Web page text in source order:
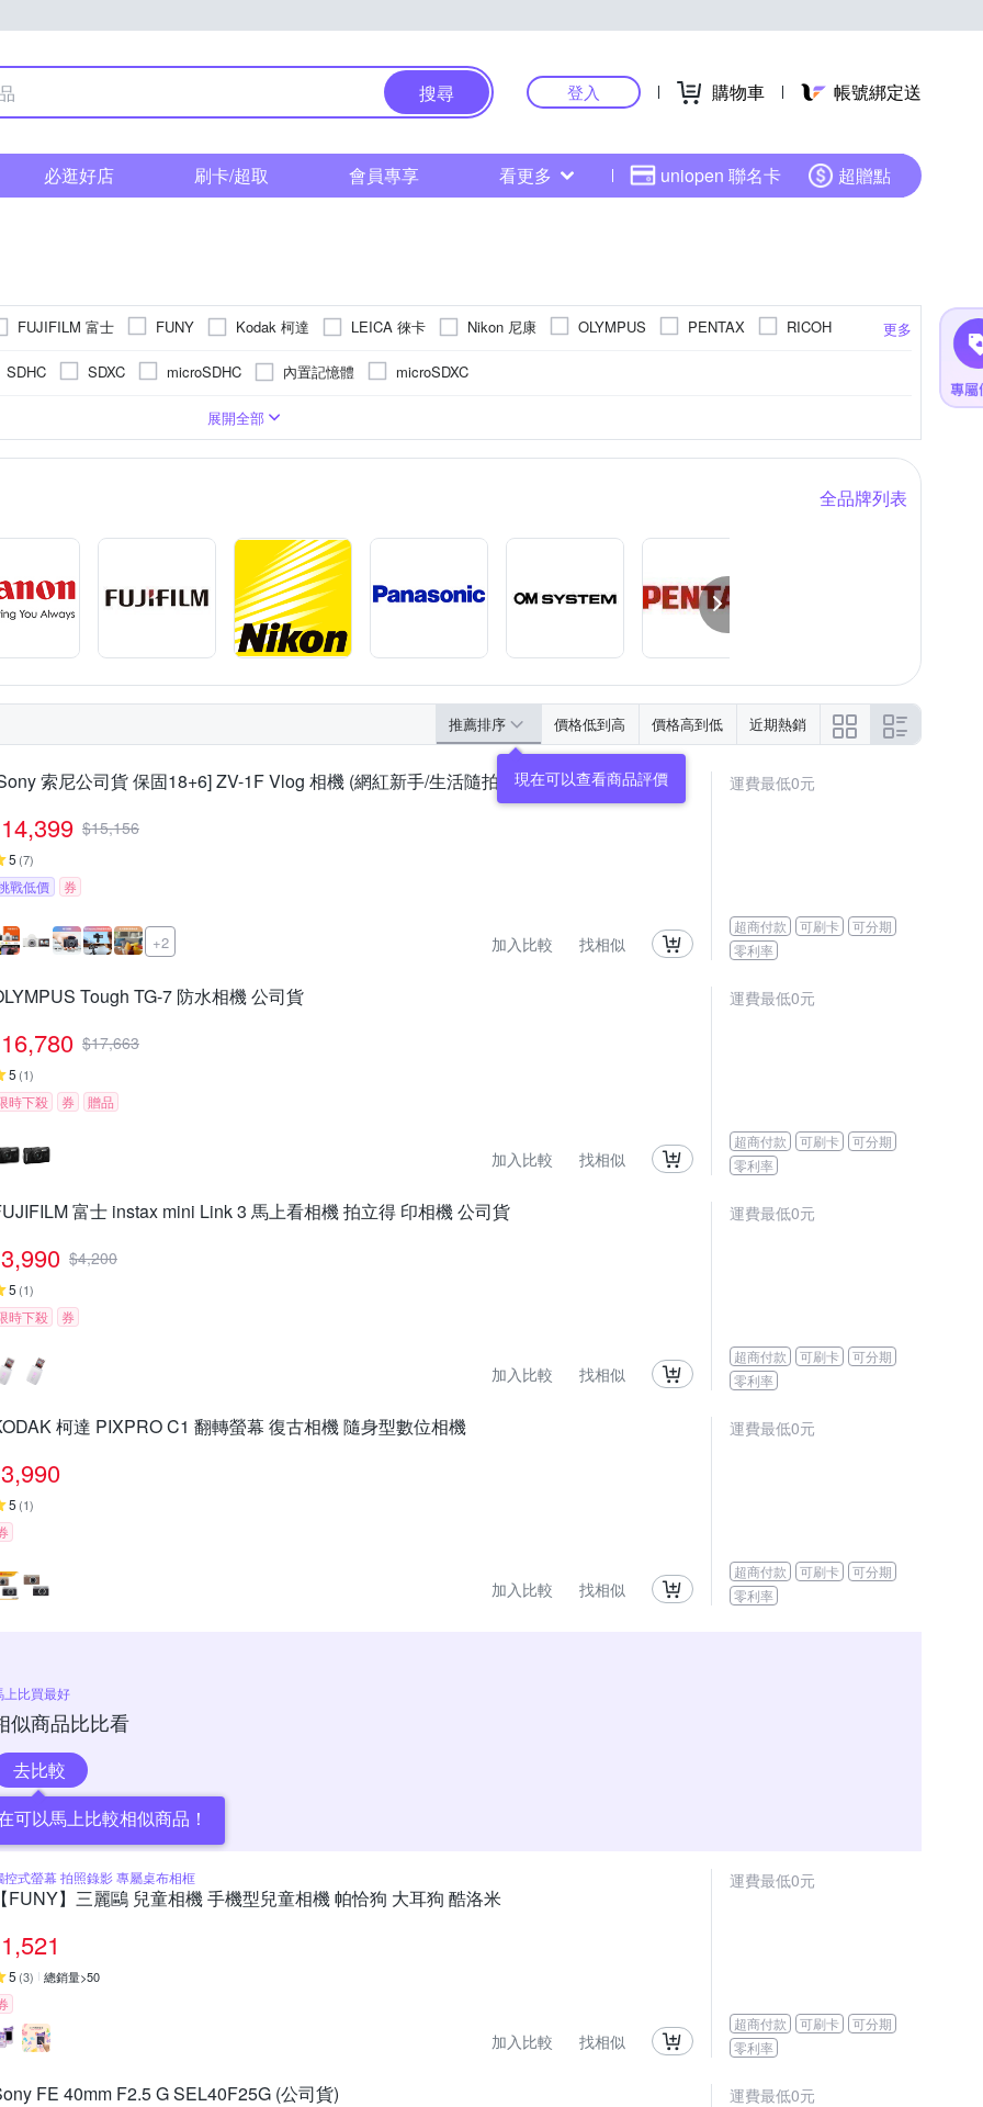
搜尋 登入 購物車 帳號綁定送
必逛好店 刷卡/超取 會員專享 看更多 uniopen 聯名卡 超贈點
更多
FUJIFILM 富士 FUNY Kodak 柯達 LEICA 徠卡 Nikon 尼康 OLYMPUS PENTAX
RICOH
尼
YOMIX 優迷 其他品牌
SDHC SDXC microSDHC 內置記憶體
microSDXC
無
1200萬~1600萬像素
可觸控式螢幕
即可拍 單眼
CMOS
8~20倍變焦鏡頭
展開全部
全品牌列表
推薦排序 價格低到高 價格高到低 近期熱銷
索尼公司貨 保固18+6] ZV-1F Vlog 相機 (網紅新手/生活隨拍)
14,399 $15,156
5 (7)
戰低價 券
+2 加入比較 找相似
運費最低0元
超商付款 可刷卡
可分期
零利率
Tough TG-7 防水相機 公司貨
16,780 $17,663
5 (1)
時下殺 券 贈品
加入比較 找相似
運費最低0元
超商付款 可刷卡
可分期
零利率
富士 instax mini Link 3 馬上看相機 拍立得 印相機 公司貨
3,990 $4,200
5 (1)
時下殺 券
加入比較 找相似
運費最低0元
超商付款 可刷卡
可分期
零利率
柯達 PIXPRO C1 翻轉螢幕 復古相機 隨身型數位相機
3,990
5 (1)
加入比較 找相似
運費最低0元
超商付款 可刷卡
可分期
零利率
上比買最好
似商品比比看
去比較
可以馬上比較相似商品！
控式螢幕 拍照錄影 專屬桌布相框
FUNY】三麗鷗 兒童相機 手機型兒童相機 帕恰狗 大耳狗 酷洛米
1,521
5 (3) 總銷量>50
加入比較 找相似
運費最低0元
超商付款 可刷卡
可分期
零利率
FE 40mm F2.5 G SEL40F25G (公司貨) 運費最低0元